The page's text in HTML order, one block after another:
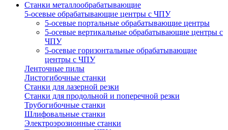
Станки металлообрабатывающие
5-осевые обрабатывающие центры с ЧПУ
5-осевые портальные обрабатывающие центры
5-осевые вертикальные обрабатывающие центры с
ЧПУ
5-осевые горизонтальные обрабатывающие
центры с ЧПУ
Ленточные пилы
Листогибочные станки
Станки для лазерной резки
Станки для продольной и поперечной резки
Трубогибочные станки
Шлифовальные станки
Электроэрозионные станки